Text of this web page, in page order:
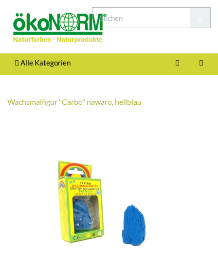
Alle Kategorien
Wachsmalfigur "Carbo" nawaro, hellblau